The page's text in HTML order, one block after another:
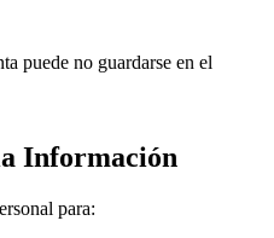
puede no guardarse en el
Información
para: